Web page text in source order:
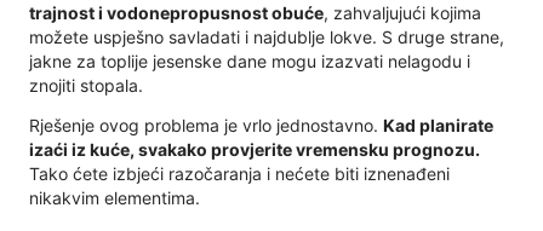
trajnost i vodonepropusnost obuće, zahvaljujući kojima
možete uspješno savladati i najdublje lokve. S druge strane,
jakne za toplije jesenske dane mogu izazvati nelagodu i
znojiti stopala.
Rješenje ovog problema je vrlo jednostavno. Kad planirate
izaći iz kuće, svakako provjerite vremensku prognozu.
Tako ćete izbjeći razočaranja i nećete biti iznenađeni
nikakvim elementima.